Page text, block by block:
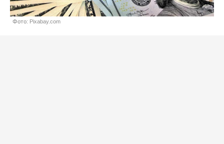
Фото: Pixabay.com